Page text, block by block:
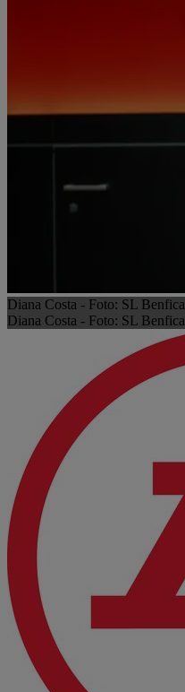
Diana Costa - Foto: SL Benfica
Diana Costa - Foto: SL Benfica